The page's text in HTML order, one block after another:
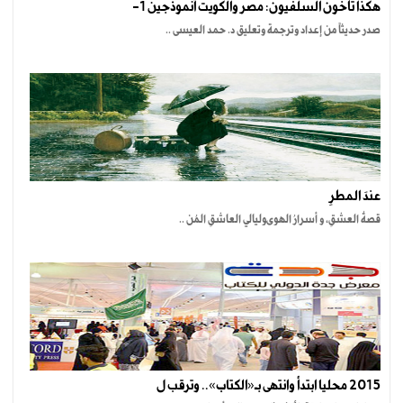
هكذا تأخون السلفيون: مصر والكويت أنموذجين 1-
صدر حديثاً من إعداد وترجمة وتعليق د. حمد العيسى ..
عندَ المطرِ
قصةُ العشقِ، و أسرارُ الهوىوليالي العاشقِ المُن ..
2015 محليا ابتدأ وانتهى بـ«الكتاب».. وترقب ل